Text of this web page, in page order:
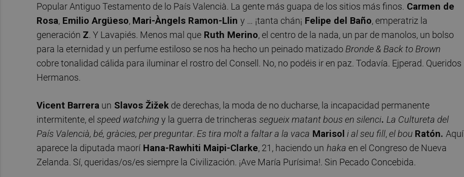
Popular Antiguo Testamento de lo País Valencià. La gente más guapa de los sitios más finos. Carmen de
Rosa, Emilio Argüeso, Mari-Àngels Ramon-Llin y … ¡tanta chán¡ Felipe del Baño, emperatriz la
generación Z. Y Lavapiés. Menos mal que Ruth Merino, el centro de la nada, un par de manolos, un bolso
para la eternidad y un perfume estiloso se nos ha hecho un peinado matizado Bronde & Back to Brown
cobre tonalidad cálida para iluminar el rostro del Consell. No, no podéis ir en paz. Todavía. Ejperad. Queridos
Hermanos.
Vicent Barrera un Slavos Žižek de derechas, la moda de no ducharse, la incapacidad permanente
intermitente, el speed watchingy la guerra de trincheras segueix matant bous en silenci. La Cultureta del
País Valencià, bé, gràcies, per preguntar. Es tira molt a faltar a la vaca Marisol i al seu fill,el bou Ratón. Aquí
aparece la diputada maorí Hana-Rawhiti Maipi-Clarke, 21, haciendo un haka en el Congreso de Nueva
Zelanda. Sí, queridas/os/es siempre la Civilización. ¡Ave María Purísima!. Sin Pecado Concebida.